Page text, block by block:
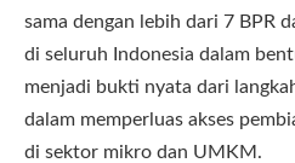
sama dengan lebih dari 7 BPR
di seluruh Indonesia dalam
menjadi bukti nyata dari
dalam memperluas akses
di sektor mikro dan UMKM.